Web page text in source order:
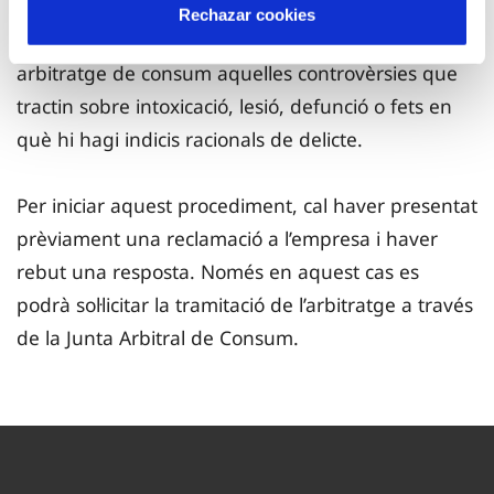
Rechazar cookies
Ara bé, d’acord amb l’article 2.2 del Reial decret
713/2024, de 23 de juliol, no poden sotmetre’s a
arbitratge de consum aquelles controvèrsies que
tractin sobre intoxicació, lesió, defunció o fets en
què hi hagi indicis racionals de delicte.
Per iniciar aquest procediment, cal haver presentat
prèviament una reclamació a l’empresa i haver
rebut una resposta. Només en aquest cas es
podrà sol·licitar la tramitació de l’arbitratge a través
de la Junta Arbitral de Consum.